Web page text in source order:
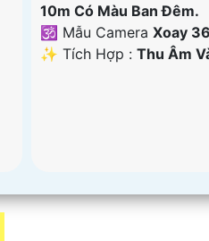
10m Có Màu Ban Ðêm.
🕉️ Mẫu CameraXoay
️✨ Tích Hợp :Thu Âm